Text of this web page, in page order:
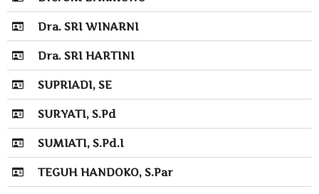
Dra. SRI WINARNI
Dra. SRI HARTINI
SUPRIADI, SE
SURYATI, S.Pd
SUMIATI, S.Pd.I
TEGUH HANDOKO, S.Par